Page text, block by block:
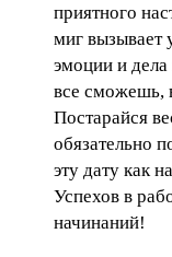
приятного
миг вызывает
эмоции и
все сможешь,
Постарайся
обязательно
эту дату как
Успехов в
начинаний!